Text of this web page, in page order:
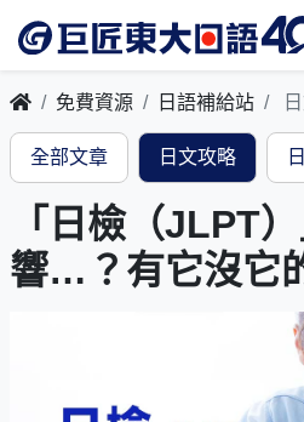
免費資源 日語補給站
全部文章 日文攻略
「日檢（JLPT
響…？有它沒它